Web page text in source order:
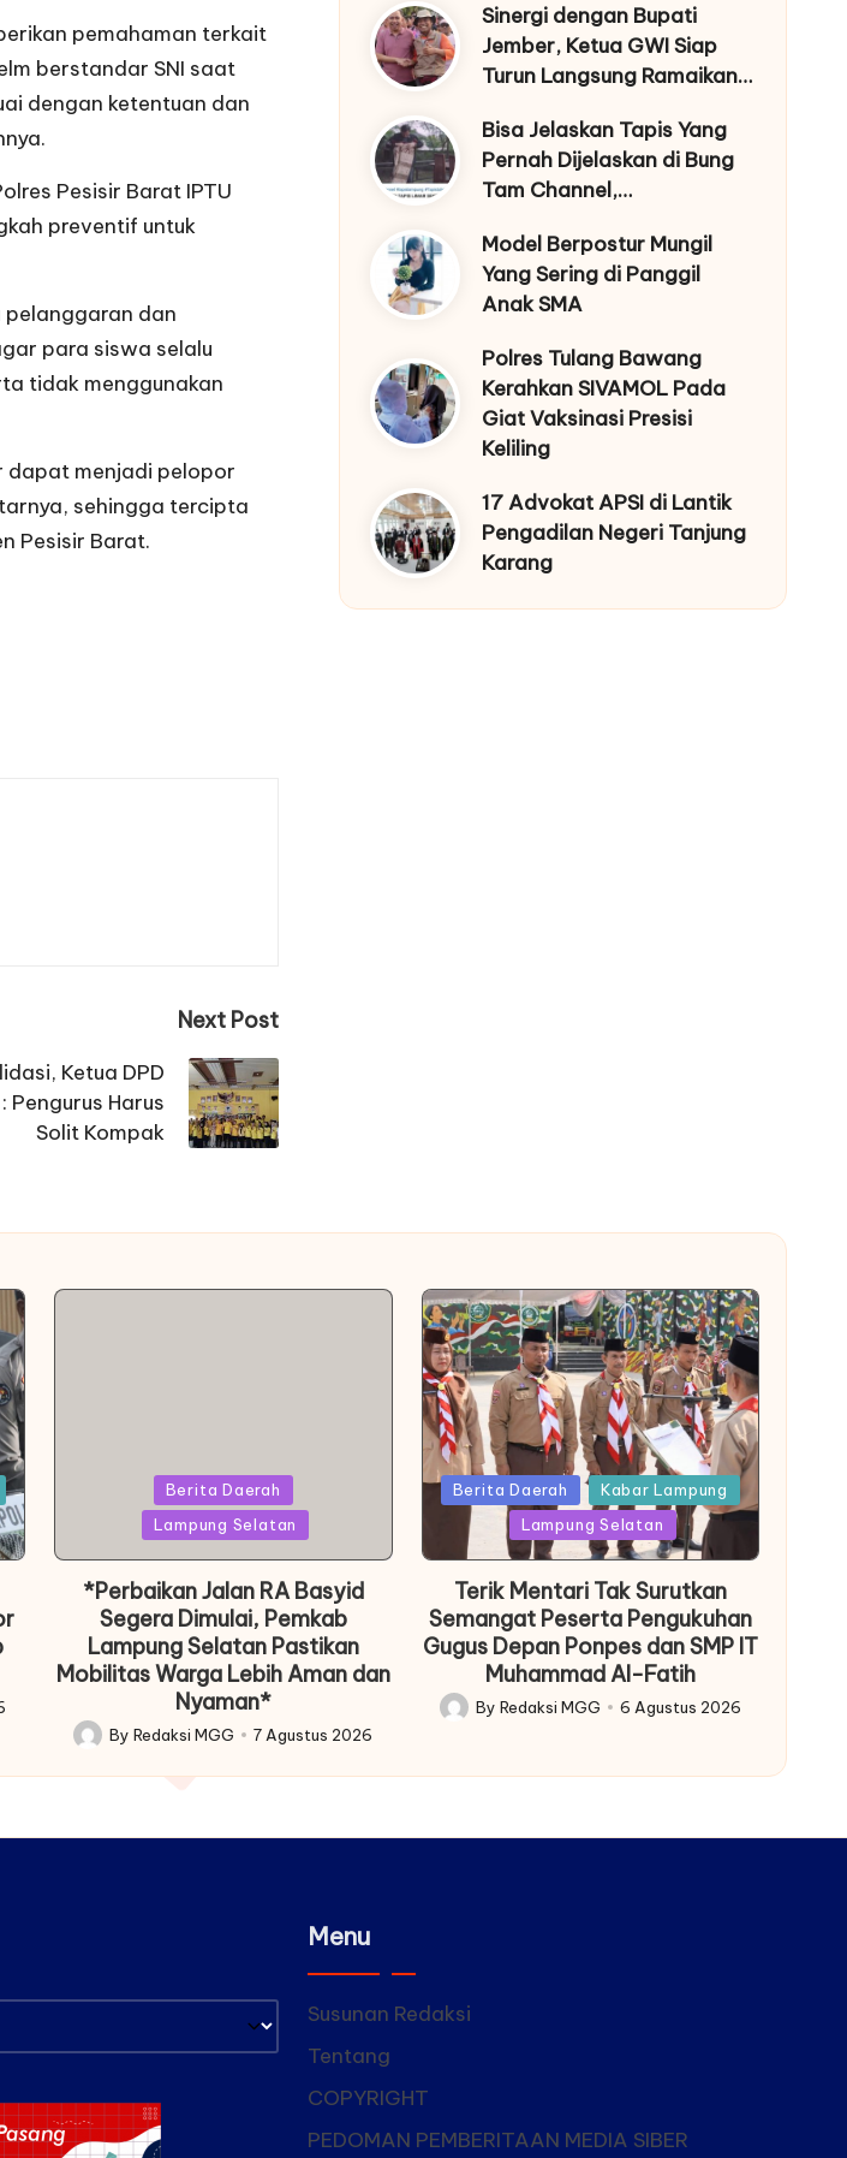
pemahaman terkait
berstandar SNI saat
dengan ketentuan dan
Pesisir Barat IPTU
preventif untuk
pelanggaran dan
para siswa selalu
tidak menggunakan
dapat menjadi pelopor
sehingga tercipta
Pesisir Barat.
Next Post
Ketua DPD
Pengurus Harus
Solit Kompak
Sinergi dengan Bupati
Jember, Ketua GWI Siap
Turun Langsung Ramaikan…
Bisa Jelaskan Tapis Yang
Pernah Dijelaskan di Bung
Tam Channel,…
Model Berpostur Mungil
Yang Sering di Panggil
Anak SMA
Polres Tulang Bawang
Kerahkan SIVAMOL Pada
Giat Vaksinasi Presisi
Keliling
17 Advokat APSI di Lantik
Pengadilan Negeri Tanjung
Karang
Berita Daerah
Lampung Selatan
*Perbaikan Jalan RA Basyid
Segera Dimulai, Pemkab
Lampung Selatan Pastikan
Mobilitas Warga Lebih Aman dan
Nyaman*
Posted
by
ByRedaksi MGG 7 Agustus 2026
Posted
Berita Daerah
Kabar Lampung
Lampung Selatan
Terik Mentari Tak Surutkan
Semangat Peserta Pengukuhan
Gugus Depan Ponpes dan SMP IT
Muhammad Al-Fatih
Posted
By Redaksi MGG 6 Agustus 2026
Menu
Susunan Redaksi
Tentang
COPYRIGHT
PEDOMAN PEMBERITAAN MEDIA SIBER